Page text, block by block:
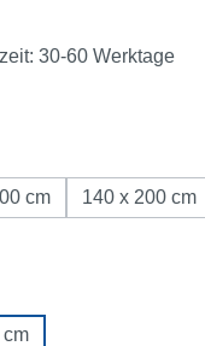
30-60 Werktage
cm 140 x 200 cm
cm